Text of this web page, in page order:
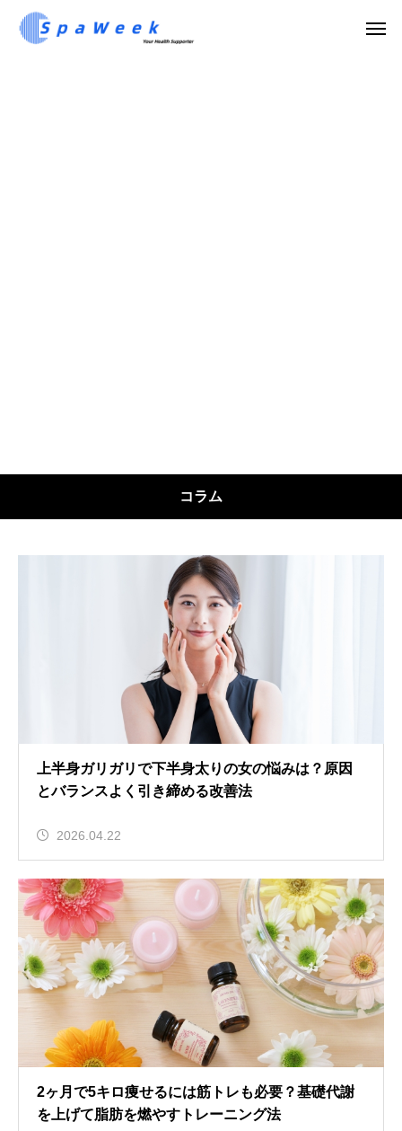
コラム
上半身ガリガリで下半身太りの女の悩みは？原因
とバランスよく引き締める改善法
2026.04.22
2ヶ月で5キロ痩せるには筋トレも必要？基礎代謝
を上げて脂肪を燃やすトレーニング法